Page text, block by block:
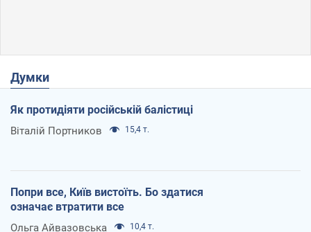
Думки
Як протидіяти російській балістиці
Віталій Портников 15,4 т.
Попри все, Київ вистоїть. Бо здатися
означає втратити все
Ольга Айвазовська 10,4 т.